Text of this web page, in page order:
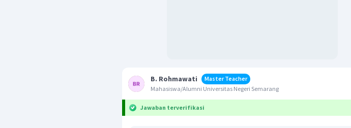
B. Rohmawati
Master Teacher
Mahasiswa/Alumni Universitas Negeri Semarang
Jawaban terverifikasi